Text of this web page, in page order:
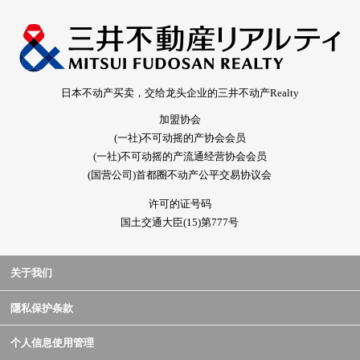
日本不动产买卖，交给龙头企业的三井不动产Realty
加盟协会
(一社)不可动摇的产协会会员
(一社)不可动摇的产流通经营协会会员
(国营公司)首都圈不动产公平交易协议会
许可的证号码
国土交通大臣(15)第777号
关于我们
隱私保护条款
个人信息使用管理